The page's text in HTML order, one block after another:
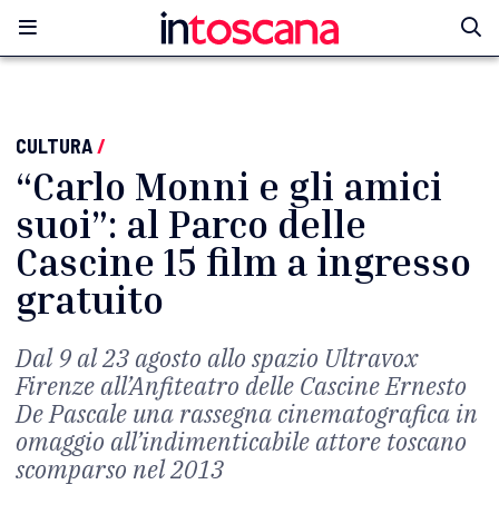
CULTURA/
“Carlo Monni e gli amici
suoi”: al Parco delle
Cascine 15 film a ingresso
gratuito
Dal 9 al 23 agosto allo spazio Ultravox
Firenze all’Anfiteatro delle Cascine Ernesto
De Pascale una rassegna cinematografica in
omaggio all’indimenticabile attore toscano
scomparso nel 2013